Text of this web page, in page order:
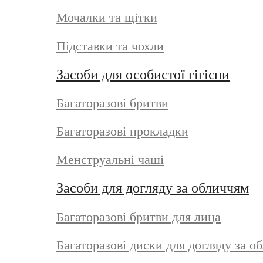
Мочалки та щітки
Підставки та чохли
Засоби для особистої гігієни
Багаторазові бритви
Багаторазові прокладки
Менструальні чаші
Засоби для догляду за обличчям
Багаторазові бритви для лица
Багаторазові диски для догляду за